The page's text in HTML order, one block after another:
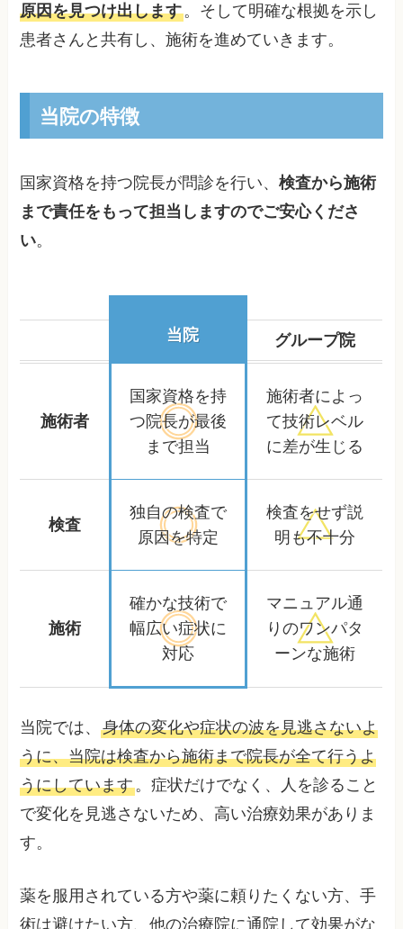
原因を見つけ出します。そして明確な根拠を示し
患者さんと共有し、施術を進めていきます。
当院の特徴
国家資格を持つ院長が問診を行い、検査から施術
まで責任をもって担当しますのでご安心くださ
い。
当院 グループ院
施術者
国家資格を持
つ院長が最後
まで担当
施術者によっ
て技術レベル
に差が生じる
検査
独自の検査で
原因を特定
検査をせず説
明も不十分
施術
確かな技術で
幅広い症状に
対応
マニュアル通
りのワンパタ
ーンな施術
当院では、身体の変化や症状の波を見逃さないよ
うに、当院は検査から施術まで院長が全て行うよ
うにしています。症状だけでなく、人を診ること
で変化を見逃さないため、高い治療効果がありま
す。
薬を服用されている方や薬に頼りたくない方、手
術は避けたい方、他の治療院に通院して効果がな